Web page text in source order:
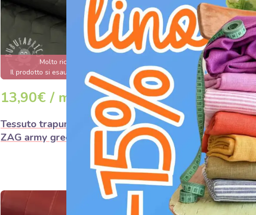
Molto richiesto
Il prodotto si esaurirà tra 2 giorni.
13,90€ / m DETAGLIO
Tessuto trapuntato ZIG
ZAG army green
13,90€ / m DETAGLIO
Tessuto trapuntato ZIG
ZAG black